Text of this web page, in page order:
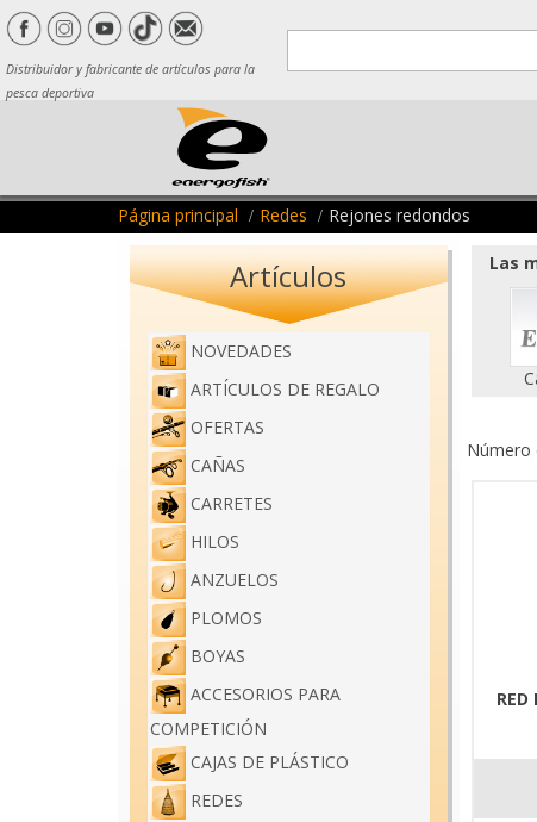
Distribuidor y fabricante de artículos para la
pesca deportiva
Página principal Redes Rejones redondos
Artículos
NOVEDADES
ARTÍCULOS DE REGALO
OFERTAS
CAÑAS
CARRETES
HILOS
ANZUELOS
PLOMOS
BOYAS
ACCESORIOS PARA
COMPETICIÓN
CAJAS DE PLÁSTICO
REDES
Las
Número
RED